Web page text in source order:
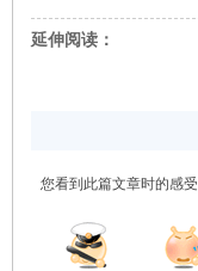
延伸阅读：
您看到此篇文章时的感受